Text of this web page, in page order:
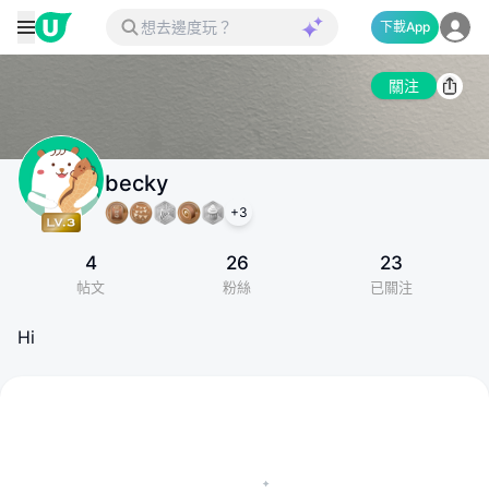
下載App
關注
becky
+3
4
帖文
26
粉絲
23
已關注
Hi